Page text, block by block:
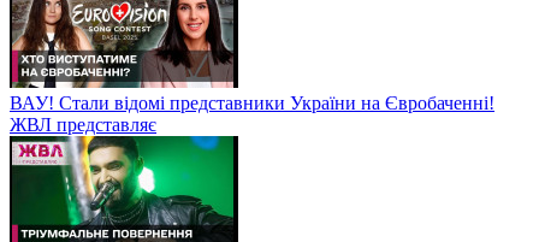
ВАУ! Стали відомі представники України на Євробаченні!
ЖВЛ представляє